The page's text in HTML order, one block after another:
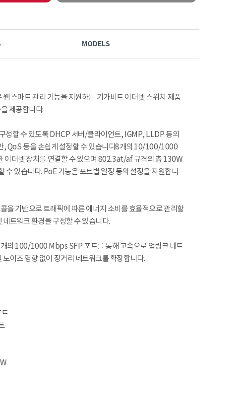
MODELS
스마트 관리 기능을 지원하는 기가비트 이더넷 스위치 제품
제공합니다.
성할 수 있도록 DHCP 서버/클라이언트, IGMP, LLDP 등의
, QoS 등을 손쉽게 설정할 수 있습니다8개의 10/100/1000
이더넷 장치를 연결할 수 있으며 802.3at/af 규격의 총 130W
수 있습니다. PoE 기능은 포트별 일정 등의 설정을 지원합니
을 기반으로 트래픽에 따른 에너지 소비를 효율적으로 관리할
트워크 환경을 구성할 수 있습니다.
의 100/1000 Mbps SFP 포트를 통해 고속으로 업링크 네트
노이즈 영향 없이 장거리 네트워크를 확장합니다.
트